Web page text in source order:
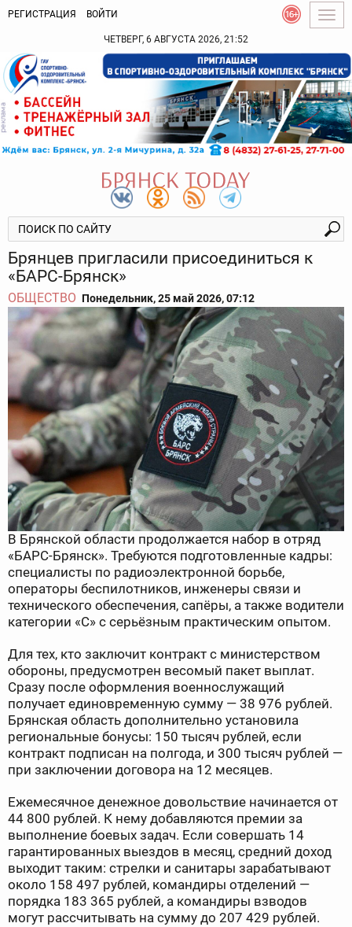
РЕГИСТРАЦИЯ ВОЙТИ
ЧЕТВЕРГ, 6 АВГУСТА 2026, 21:52
Брянцев пригласили присоединиться к
«БАРС-Брянск»
ОБЩЕСТВО Понедельник, 25 май 2026, 07:12
В Брянской области продолжается набор в отряд
«БАРС-Брянск». Требуются подготовленные кадры:
специалисты по радиоэлектронной борьбе,
операторы беспилотников, инженеры связи и
технического обеспечения, сапёры, а также водители
категории «С» с серьёзным практическим опытом.
Для тех, кто заключит контракт с министерством
обороны, предусмотрен весомый пакет выплат.
Сразу после оформления военнослужащий
получает единовременную сумму — 38 976 рублей.
Брянская область дополнительно установила
региональные бонусы: 150 тысяч рублей, если
контракт подписан на полгода, и 300 тысяч рублей —
при заключении договора на 12 месяцев.
Ежемесячное денежное довольствие начинается от
44 800 рублей. К нему добавляются премии за
выполнение боевых задач. Если совершать 14
гарантированных выездов в месяц, средний доход
выходит таким: стрелки и санитары зарабатывают
около 158 497 рублей, командиры отделений —
порядка 183 365 рублей, а командиры взводов
могут рассчитывать на сумму до 207 429 рублей.